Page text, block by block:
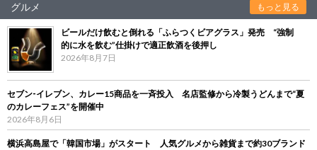
グルメ もっと見る
ビールだけ飲むと倒れる「ふらつくビアグラス」発売 “強制
的に水を飲む”仕掛けで適正飲酒を後押し
2026年8月7日
セブン‐イレブン、カレー15商品を一斉投入 名店監修から冷製うどんまで“夏
のカレーフェス”を開催中
2026年8月6日
横浜高島屋で「韓国市場」がスタート 人気グルメから雑貨まで約30ブランド